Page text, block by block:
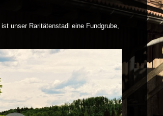
unser Raritätenstadl eine Fundgrube,